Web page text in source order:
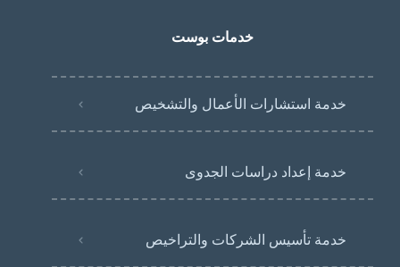
خدمات بوست
خدمة استشارات الأعمال والتشخيص
خدمة إعداد دراسات الجدوى
خدمة تأسيس الشركات والتراخيص